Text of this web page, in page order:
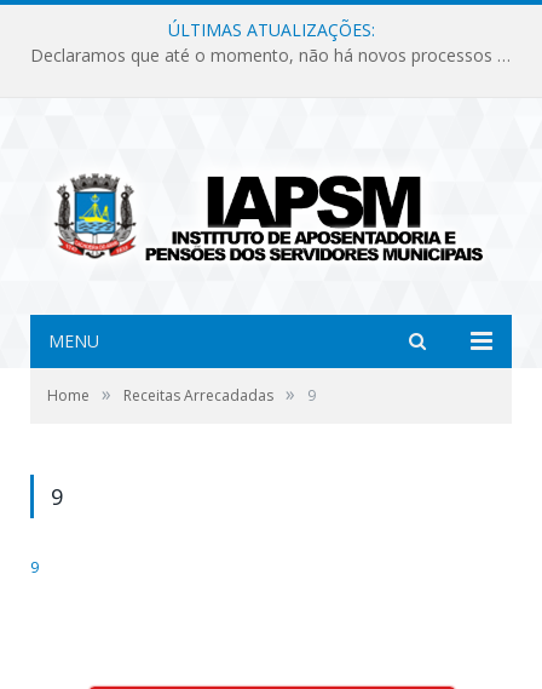
ÚLTIMAS ATUALIZAÇÕES:
Declaramos que até o momento, não há novos processos licitatórios para o Instituto de Previdência no ano de 2026.
MENU
Home » Receitas Arrecadadas » 9
9
9